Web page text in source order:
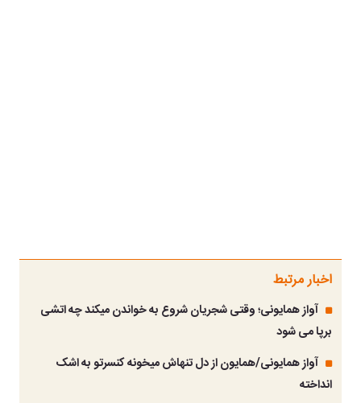
اخبار مرتبط
آواز همایونی؛ وقتی شجریان شروع به خواندن میکند چه اتشی
برپا می شود
آواز همایونی/همایون از دل تنهاش میخونه کنسرتو به اشک
انداخته